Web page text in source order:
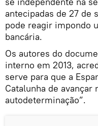
antecipadas de 27 de
pode reagir impondo
bancária.
Os autores do
interno em 2013,
serve para que a
Catalunha de avançar
autodeterminação”.